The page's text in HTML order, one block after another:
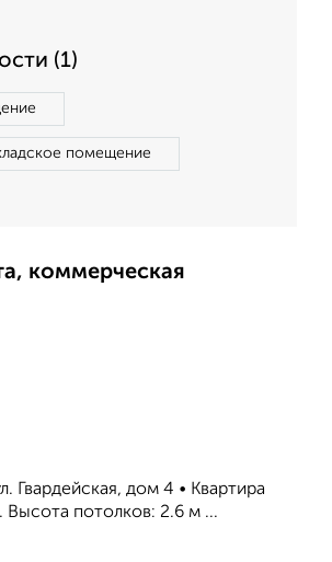
(1)
помещение
коммерческая
Гвардейская, дом 4 • Квартира
потолков: 2.6 м ...